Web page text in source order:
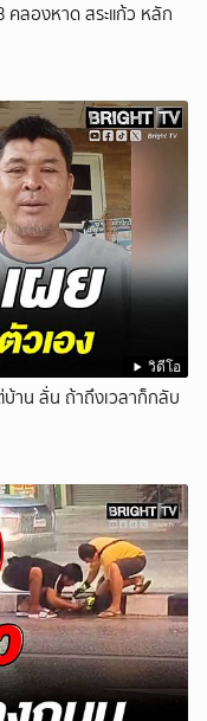
ลองหาด สระแก้ว หลัก
วิดีโอ
บ้าน ลั่น ถ้าถึงเวลาก็กลับ